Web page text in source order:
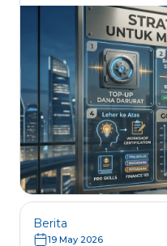
Berita
19 May 2026